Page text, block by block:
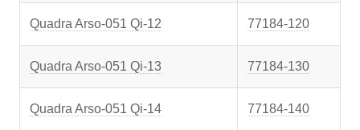
Quadra Arso-051 Qi-12 77184-120
Quadra Arso-051 Qi-13 77184-130
Quadra Arso-051 Qi-14 77184-140